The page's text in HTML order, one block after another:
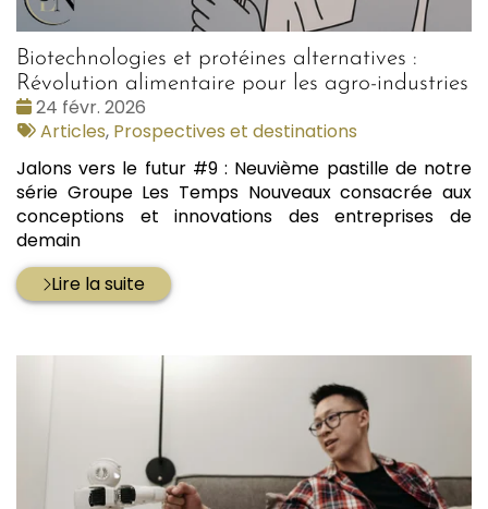
Biotechnologies et protéines alternatives :
Révolution alimentaire pour les agro-industries
Date
:
24 févr. 2026
Tags
Articles, Prospectives et destinations
Jalons vers le futur #9 : Neuvième pastille de notre
série Groupe Les Temps Nouveaux consacrée aux
conceptions et innovations des entreprises de
demain
Lire la suite